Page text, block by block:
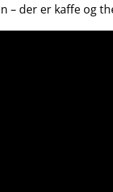
– der er kaffe og